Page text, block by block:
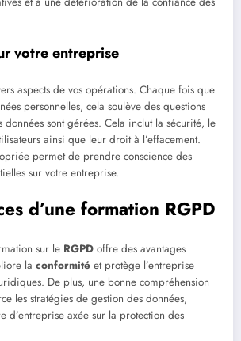
votre entreprise
aspects de vos opérations. Chaque fois que
personnelles, cela soulève des questions
données sont gérées. Cela inclut la sécurité, le
ainsi que leur droit à l’effacement.
permet de prendre conscience des
sur votre entreprise.
d’une formation RGPD
sur le RGPD offre des avantages
la conformité et protège l’entreprise
De plus, une bonne compréhension
les stratégies de gestion des données,
d’entreprise axée sur la protection des